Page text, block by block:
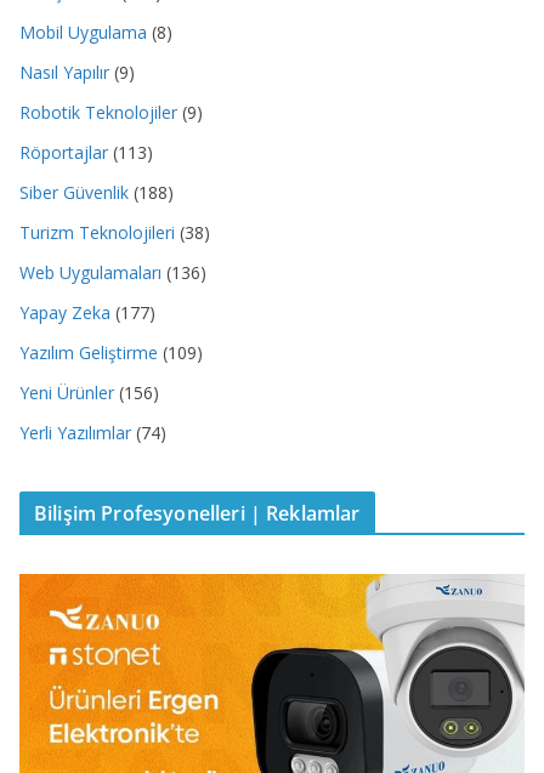
Mobil Uygulama (8)
Nasıl Yapılır (9)
Robotik Teknolojiler (9)
Röportajlar (113)
Siber Güvenlik (188)
Turizm Teknolojileri (38)
Web Uygulamaları (136)
Yapay Zeka (177)
Yazılım Geliştirme (109)
Yeni Ürünler (156)
Yerli Yazılımlar (74)
Bilişim Profesyonelleri | Reklamlar